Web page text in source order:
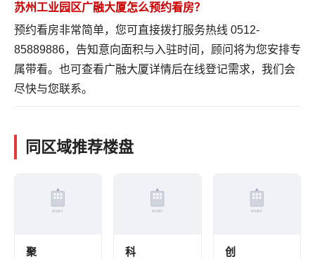
苏州工业园区广融大厦怎么预约看房？
预约看房非常简单，您可直接拨打服务热线 0512-
85889886，告知意向面积与入驻时间，顾问将为您安排专
属带看。也可查看广融大厦详情后在线登记需求，我们会
尽快与您联系。
同区域推荐楼盘
聚
科
创